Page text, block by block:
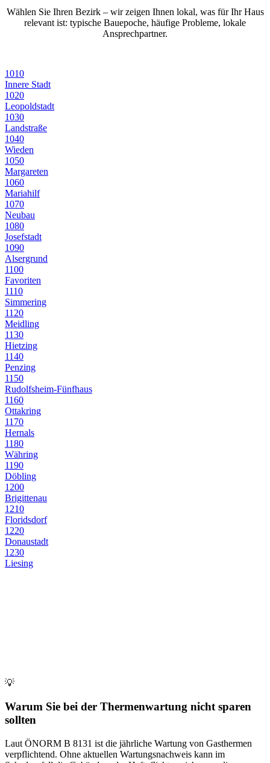
Wählen Sie Ihren Bezirk – wir zeigen Ihnen lokal, was für Ihr Haus
relevant ist: typische Bauepoche, häufige Probleme, lokale
Ansprechpartner.
1010
Innere Stadt
1020
Leopoldstadt
1030
Landstraße
1040
Wieden
1050
Margareten
1060
Mariahilf
1070
Neubau
1080
Josefstadt
1090
Alsergrund
1100
Favoriten
1110
Simmering
1120
Meidling
1130
Hietzing
1140
Penzing
1150
Rudolfsheim-Fünfhaus
1160
Ottakring
1170
Hernals
1180
Währing
1190
Döbling
1200
Brigittenau
1210
Floridsdorf
1220
Donaustadt
1230
Liesing
💡
Warum Sie bei der Thermenwartung nicht sparen
sollten
Laut ÖNORM B 8131 ist die jährliche Wartung von Gasthermen
verpflichtend. Ohne aktuellen Wartungsnachweis kann im